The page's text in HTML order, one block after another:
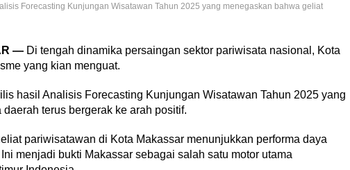
Forecasting Kunjungan Wisatawan Tahun 2025 yang menegaskan bahwa geliat
—Di tengah dinamika persaingan sektor pariwisata nasional, Kota
yang kian menguat.
hasil Analisis Forecasting Kunjungan Wisatawan Tahun 2025 yang
terus bergerak ke arah positif.
pariwisatawan di Kota Makassar menunjukkan performa daya
menjadi bukti Makassar sebagai salah satu motor utama